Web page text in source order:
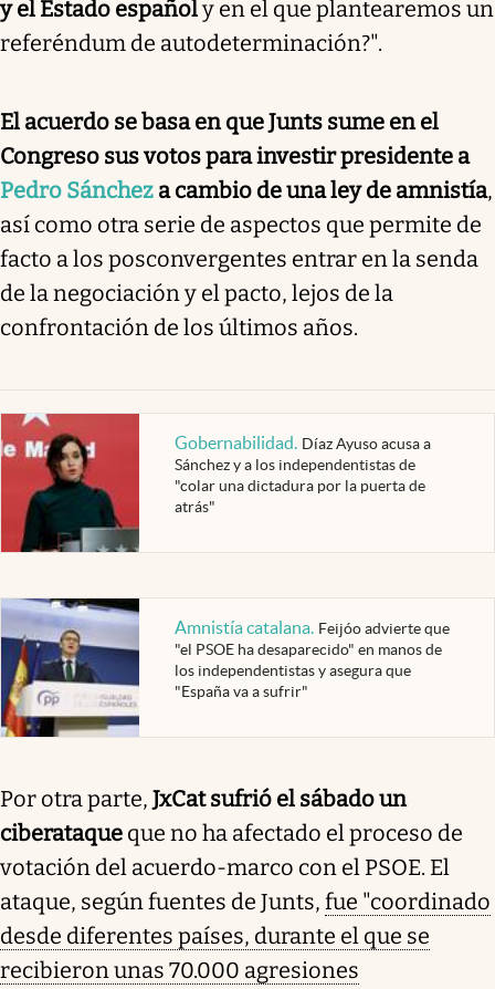
y el Estado españoly en el que plantearemos un
referéndum de autodeterminación?".
El acuerdo se basa en que Junts sume en el
Congreso sus votos para investir presidente a
Pedro Sánchez a cambio de una ley de amnistía,
así como otra serie de aspectos que permite de
facto a los posconvergentes entrar en la senda
de la negociación y el pacto, lejos de la
confrontación de los últimos años.
Gobernabilidad. Díaz Ayuso acusa a
Sánchez y a los independentistas de
"colar una dictadura por la puerta de
atrás"
Amnistía catalana. Feijóo advierte que
"el PSOE ha desaparecido" en manos de
los independentistas y asegura que
"España va a sufrir"
Por otra parte, JxCat sufrió el sábado un
ciberataque que no ha afectado el proceso de
votación del acuerdo-marco con el PSOE. El
ataque, según fuentes de Junts, fue "coordinado
desde diferentes países, durante el que se
recibieron unas 70.000 agresiones